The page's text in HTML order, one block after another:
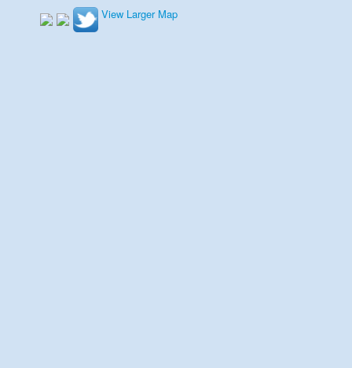
View Larger Map